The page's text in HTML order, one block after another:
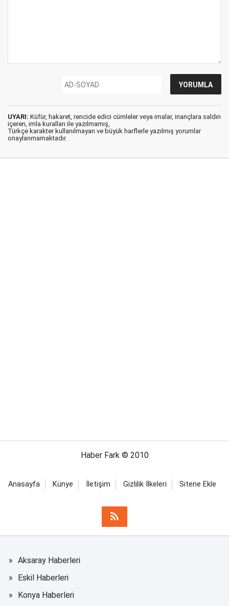
UYARI: Küfür, hakaret, rencide edici cümleler veya imalar, inançlara saldırı
içeren, imla kuralları ile yazılmamış,
Türkçe karakter kullanılmayan ve büyük harflerle yazılmış yorumlar
onaylanmamaktadır.
Haber Fark © 2010
Anasayfa Künye İletişim Gizlilik İlkeleri Sitene Ekle
Aksaray Haberleri
Eskil Haberleri
Konya Haberleri